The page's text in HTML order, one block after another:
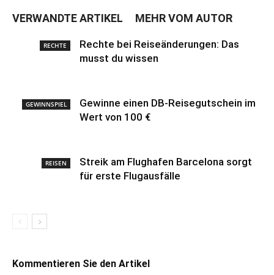
VERWANDTE ARTIKEL MEHR VOM AUTOR
RECHTE
Rechte bei Reiseänderungen: Das
musst du wissen
GEWINNSPIEL
Gewinne einen DB-Reisegutschein im
Wert von 100 €
REISEN
Streik am Flughafen Barcelona sorgt
für erste Flugausfälle
Kommentieren Sie den Artikel